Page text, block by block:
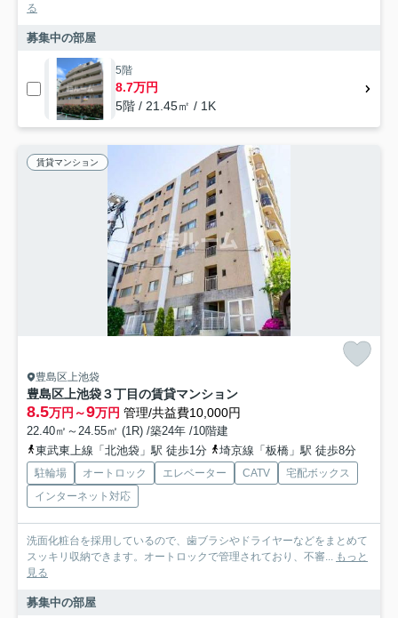
る
募集中の部屋
5階
8.7万円
5階 / 21.45㎡ / 1K
賃貸マンション
豊島区上池袋
豊島区上池袋３丁目の賃貸マンション
8.5万円～9万円 管理/共益費10,000円
22.40㎡～24.55㎡ (1R) /築24年 /10階建
東武東上線「北池袋」駅 徒歩1分
埼京線「板橋」駅 徒歩8分
駐輪場 オートロック エレベーター CATV
宅配ボックス
インターネット対応
洗面化粧台を採用しているので、歯ブラシやドライヤーなどをまとめて
スッキリ収納できます。オートロックで管理されており、不審... もっと
見る
募集中の部屋